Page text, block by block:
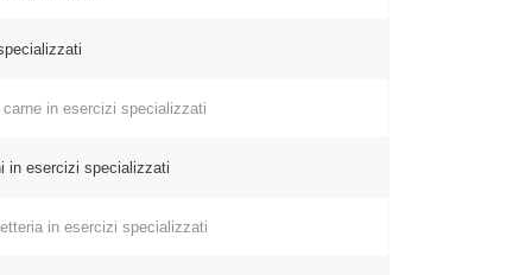
in esercizi specializzati
esercizi specializzati
in esercizi specializzati